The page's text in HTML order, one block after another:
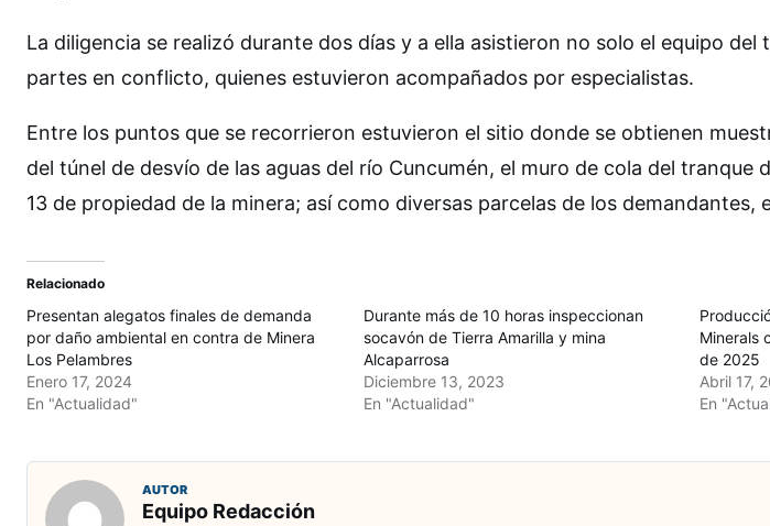
La diligencia se realizó durante dos días y a ella asistieron no solo el equipo del
partes en conflicto, quienes estuvieron acompañados por especialistas.
Entre los puntos que se recorrieron estuvieron el sitio donde se obtienen
del túnel de desvío de las aguas del río Cuncumén, el muro de cola del tranque
13 de propiedad de la minera; así como diversas parcelas de los demandantes,
Relacionado
Presentan alegatos finales de demanda
por daño ambiental en contra de Minera
Los Pelambres
Enero 17, 2024
En "Actualidad"
Durante más de 10 horas inspeccionan
socavón de Tierra Amarilla y mina
Alcaparrosa
Diciembre 13, 2023
En "Actualidad"
Minerals
de 2025
Abril 17,
En
AUTOR
Equipo Redacción